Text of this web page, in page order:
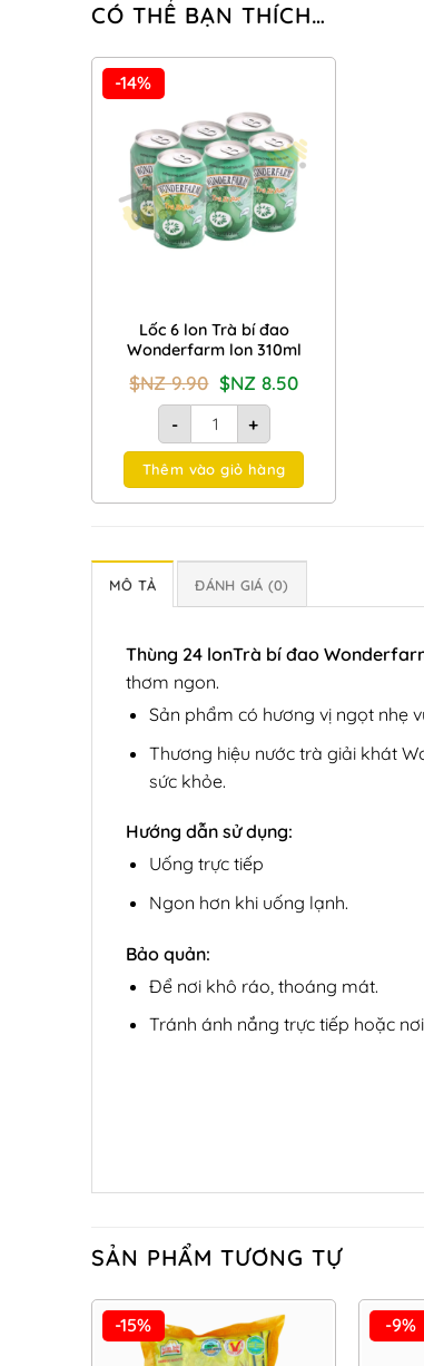
CÓ THỂ BẠN THÍCH…
-14%
Add to
Wishlist
Lốc 6 lon Trà bí đao
Wonderfarm lon 310ml
$NZ9.90 Giá
gốc
là:
9.90.
$NZ 8.50Giá
hiện
8.50.
-
Lốc 6 lon Trà bí đao Wonderfarm
+
Thêm vào giỏ hàng
MÔ TẢ ĐÁNH GIÁ (0)
Thùng 24 lonTrà bí đao
thơm ngon.
Sản phẩm có hương vị ngọt nhẹ
Thương hiệu nước trà giải khát
sức khỏe.
Hướng dẫn sử dụng:
Uống trực tiếp
Ngon hơn khi uống lạnh.
Bảo quản:
Để nơi khô ráo, thoáng mát.
Tránh ánh nắng trực tiếp hoặc
SẢN PHẨM TƯƠNG TỰ
-15% -9%